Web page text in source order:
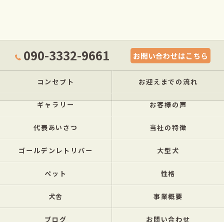
090-3332-9661 お問い合わせはこちら
コンセプト お迎えまでの流れ
ギャラリー お客様の声
代表あいさつ 当社の特徴
ゴールデンレトリバー 大型犬
ペット 性格
犬舎 事業概要
ブログ お問い合わせ